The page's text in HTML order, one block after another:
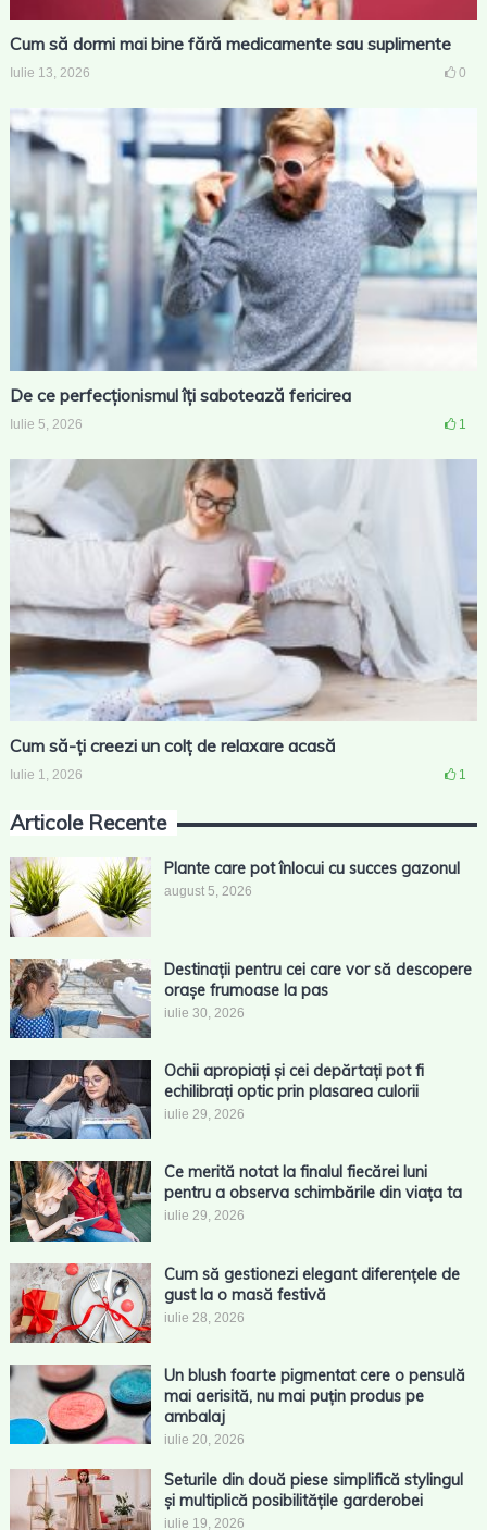
Cum să dormi mai bine fără medicamente sau suplimente
Iulie 13, 2026 0
De ce perfecționismul îți sabotează fericirea
Iulie 5, 2026 1
Cum să-ți creezi un colț de relaxare acasă
Iulie 1, 2026 1
Articole Recente
Plante care pot înlocui cu succes gazonul
august 5, 2026
Destinații pentru cei care vor să descopere
orașe frumoase la pas
iulie 30, 2026
Ochii apropiați și cei depărtați pot fi
echilibrați optic prin plasarea culorii
iulie 29, 2026
Ce merită notat la finalul fiecărei luni
pentru a observa schimbările din viața ta
iulie 29, 2026
Cum să gestionezi elegant diferențele de
gust la o masă festivă
iulie 28, 2026
Un blush foarte pigmentat cere o pensulă
mai aerisită, nu mai puțin produs pe
ambalaj
iulie 20, 2026
Seturile din două piese simplifică stylingul
și multiplică posibilitățile garderobei
iulie 19, 2026